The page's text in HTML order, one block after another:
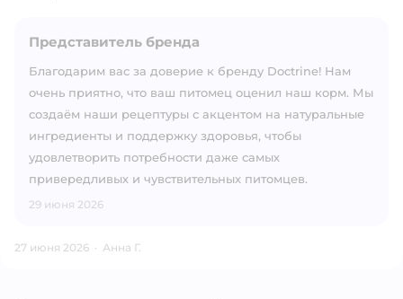
Представитель бренда
Благодарим вас за доверие к бренду Doctrine! Нам
очень приятно, что ваш питомец оценил наш корм. Мы
создаём наши рецептуры с акцентом на натуральные
ингредиенты и поддержку здоровья, чтобы
удовлетворить потребности даже самых
привередливых и чувствительных питомцев.
29 июня 2026
27 июня 2026 · Анна Г.